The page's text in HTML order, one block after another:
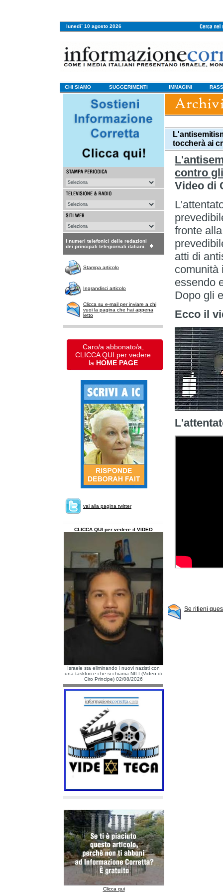
lunedi` 10 agosto 2026
CHI SIAMO SUGGERIMENTI IMMAGINI
I numeri telefonici delle redazioni
dei principali telegiornali italiani.
Stampa articolo
Ingrandisci articolo
Clicca su e-mail per inviare a chi
vuoi la pagina che hai appena
letto
Caro/a abbonato/a,
CLICCA QUI per vedere
la HOME PAGE
vai alla pagina twitter
CLICCA QUI per vedere il VIDEO
Israele sta eliminando i nuovi nazisti con
una taskforce che si chiama NILI (Video di
Ciro Principe) 02/08/2026
Clicca qui
toccherà ai
contro
Video di
fronte
atti di
comunità
essendo
Dopo gli
Ecco il
Se ritieni